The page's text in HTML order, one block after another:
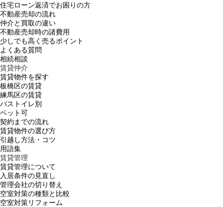
住宅ローン返済でお困りの方
不動産売却の流れ
仲介と買取の違い
不動産売却時の諸費用
少しでも高く売るポイント
よくある質問
相続相談
賃貸仲介
賃貸物件を探す
板橋区の賃貸
練馬区の賃貸
バストイレ別
ペット可
契約までの流れ
賃貸物件の選び方
引越し方法・コツ
用語集
賃貸管理
賃貸管理について
入居条件の見直し
管理会社の切り替え
空室対策の種類と比較
空室対策リフォーム